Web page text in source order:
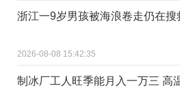
浙江一9岁男孩被海浪卷走仍在
2026-08-08 15:42:35
制冰厂工人旺季能月入一万三 高